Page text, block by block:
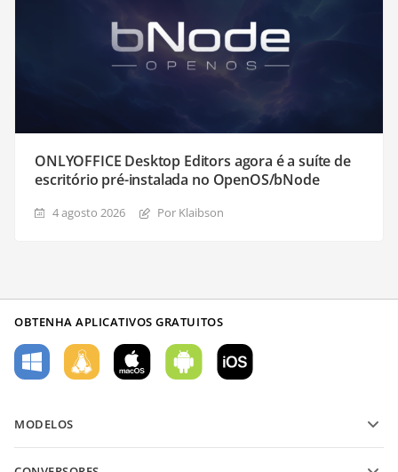
ONLYOFFICE Desktop Editors agora é a suíte de
escritório pré-instalada no OpenOS/bNode
4 agosto 2026 Por Klaibson
OBTENHA APLICATIVOS GRATUITOS
MODELOS